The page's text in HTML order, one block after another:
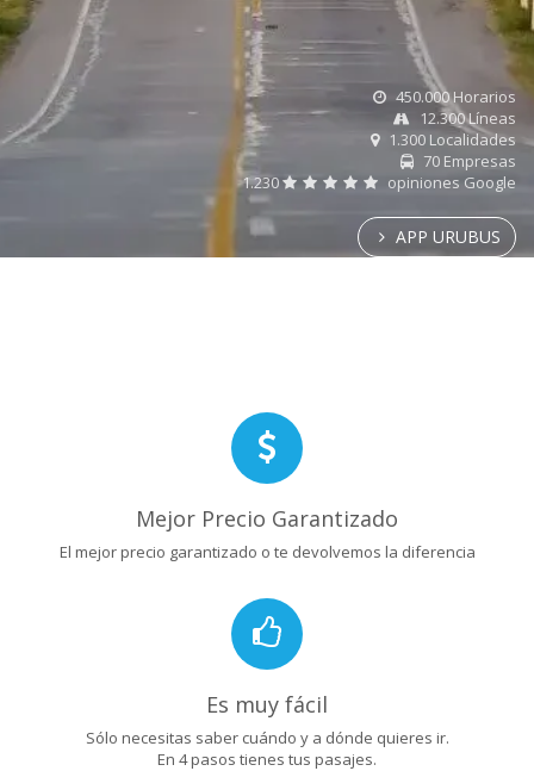
450.000 Horarios
12.300 Líneas
1.300 Localidades
70 Empresas
1.230
opiniones Google
APP URUBUS
Mejor Precio Garantizado
El mejor precio garantizado o te devolvemos la diferencia
Es muy fácil
Sólo necesitas saber cuándo y a dónde quieres ir.
En 4 pasos tienes tus pasajes.